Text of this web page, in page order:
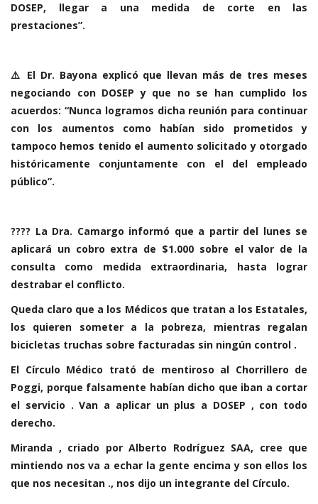
DOSEP, llegar a una medida de corte en las
prestaciones”.
⚠️ El Dr. Bayona explicó que llevan más de tres meses
negociando con DOSEP y que no se han cumplido los
acuerdos: “Nunca logramos dicha reunión para continuar
con los aumentos como habían sido prometidos y
tampoco hemos tenido el aumento solicitado y otorgado
históricamente conjuntamente con el del empleado
público”.
???? La Dra. Camargo informó que a partir del lunes se
aplicará un cobro extra de $1.000 sobre el valor de la
consulta como medida extraordinaria, hasta lograr
destrabar el conflicto.
Queda claro que a los Médicos que tratan a los Estatales,
los quieren someter a la pobreza, mientras regalan
bicicletas truchas sobre facturadas sin ningún control .
El Círculo Médico trató de mentiroso al Chorrillero de
Poggi, porque falsamente habían dicho que iban a cortar
el servicio . Van a aplicar un plus a DOSEP , con todo
derecho.
Miranda , criado por Alberto Rodríguez SAA, cree que
mintiendo nos va a echar la gente encima y son ellos los
que nos necesitan ., nos dijo un integrante del Círculo.